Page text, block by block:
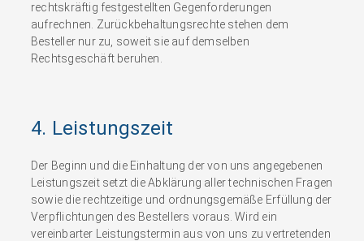
rechtskräftig festgestellten Gegenforderungen
aufrechnen. Zurückbehaltungsrechte stehen dem
Besteller nur zu, soweit sie auf demselben
Rechtsgeschäft beruhen.
4. Leistungszeit
Der Beginn und die Einhaltung der von uns angegebenen
Leistungszeit setzt die Abklärung aller technischen Fragen
sowie die rechtzeitige und ordnungsgemäße Erfüllung der
Verpflichtungen des Bestellers voraus. Wird ein
vereinbarter Leistungstermin aus von uns zu vertretenden